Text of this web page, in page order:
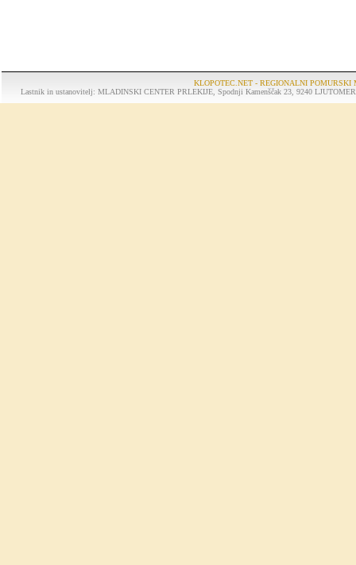
KLOPOTEC.NET - REGIONALNI POMURSKI
Lastnik in ustanovitelj: MLADINSKI CENTER PRLEKIJE, Spodnji Kamenščak 23, 9240